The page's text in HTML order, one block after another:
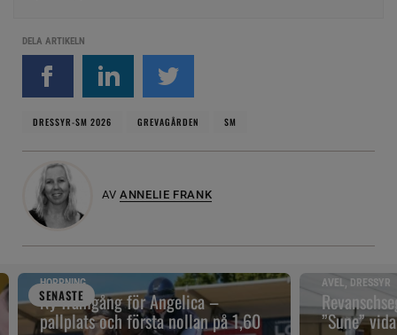
DELA ARTIKELN
DRESSYR-SM 2026 GREVAGÅRDEN SM
AV ANNELIE FRANK
SENASTE
HOPPNING
Ny framgång för Angelica –
pallplats och första nollan på 1,60
AVEL, DRESSYR
”Sune”